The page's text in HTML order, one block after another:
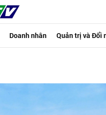
Doanh nhân Quản trị và Đổi